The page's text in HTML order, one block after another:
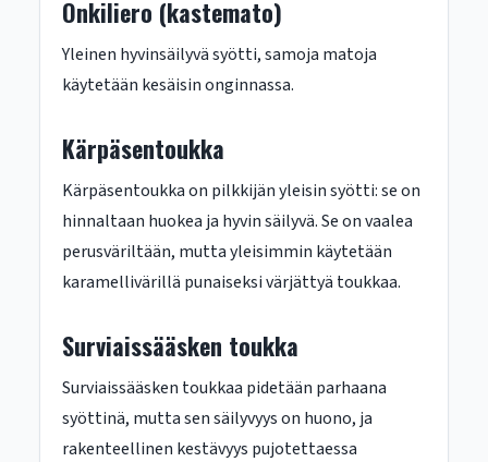
Onkiliero (kastemato)
Yleinen hyvinsäilyvä syötti, samoja matoja
käytetään kesäisin onginnassa.
Kärpäsentoukka
Kärpäsentoukka on pilkkijän yleisin syötti: se on
hinnaltaan huokea ja hyvin säilyvä. Se on vaalea
perusväriltään, mutta yleisimmin käytetään
karamellivärillä punaiseksi värjättyä toukkaa.
Surviaissääsken toukka
Surviaissääsken toukkaa pidetään parhaana
syöttinä, mutta sen säilyvyys on huono, ja
rakenteellinen kestävyys pujotettaessa